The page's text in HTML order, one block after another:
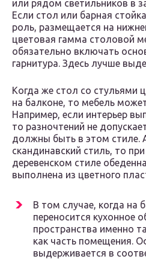
или рядом светильников в
Если стол или барная
роль, размещается на
цветовая гамма столовой
обязательно включать
гарнитура. Здесь лучше
Когда же стол со стульями
на балконе, то мебель
Например, если интерьер
то разночтений не
должны быть в этом стиле.
скандинавский стиль, то
деревенском стиле
выполнена из цветного
В том случае, когда на
переносится кухонное
пространства именно
как часть помещения.
выдерживается в